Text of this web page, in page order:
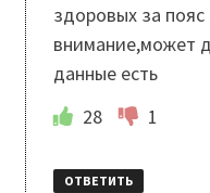
здоровых за пояс
внимание,может
данные есть
28
1
ОТВЕТИТЬ